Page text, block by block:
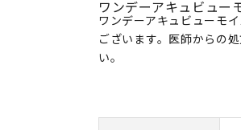
ワンデーアキュビュー
ワンデーアキュビューモ
ございます。医師からの
い。